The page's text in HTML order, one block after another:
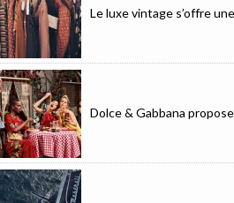
Le luxe vintage s’offre
Dolce & Gabbana